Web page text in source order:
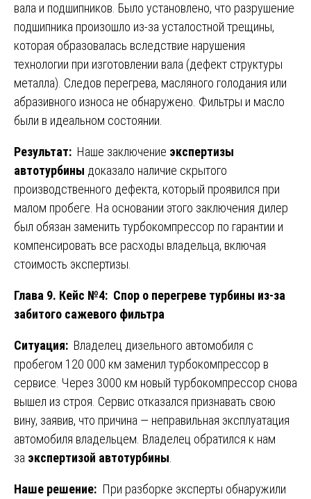
вала и подшипников. Было установлено, что разрушение
подшипника произошло из-за усталостной трещины,
которая образовалась вследствие нарушения
технологии при изготовлении вала (дефект структуры
металла). Следов перегрева, масляного голодания или
абразивного износа не обнаружено. Фильтры и масло
были в идеальном состоянии.
Результат: Наше заключение экспертизы
автотурбины доказало наличие скрытого
производственного дефекта, который проявился при
малом пробеге. На основании этого заключения дилер
был обязан заменить турбокомпрессор по гарантии и
компенсировать все расходы владельца, включая
стоимость экспертизы.
Глава 9. Кейс №4: Спор о перегреве турбины из-за
забитого сажевого фильтра
Ситуация: Владелец дизельного автомобиля с
пробегом 120 000 км заменил турбокомпрессор в
сервисе. Через 3000 км новый турбокомпрессор снова
вышел из строя. Сервис отказался признавать свою
вину, заявив, что причина — неправильная эксплуатация
автомобиля владельцем. Владелец обратился к нам
за экспертизой автотурбины
Наше решение: При разборке эксперты обнаружили